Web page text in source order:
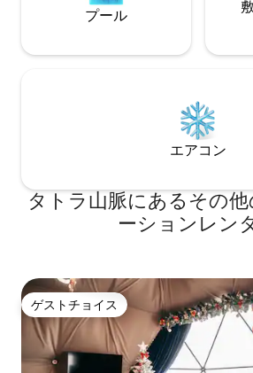
プール
エアコン
タトラ山脈にあるその
ーションレン
ゲストチョイス
ゲストチョイス